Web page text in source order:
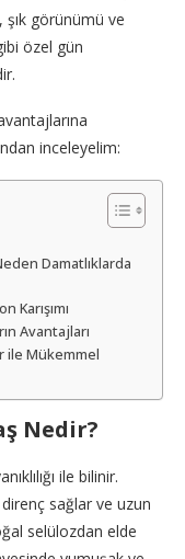
şık görünümü ve
özel gün
inceleyelim:
Damatlıklarda
Karışımı
Avantajları
ile Mükemmel
Nedir?
ile bilinir.
direnç sağlar ve uzun
selülozdan elde